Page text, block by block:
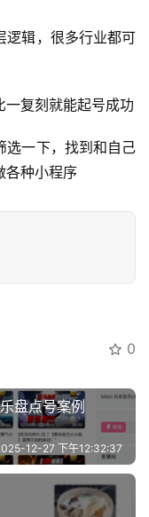
逻辑，很多行业都可
一复刻就能起号成功
选一下，找到和自己
各种小程序
0
盘点号案例
12-27 下午12:32:37